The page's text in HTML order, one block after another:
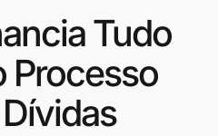
Tudo
Processo